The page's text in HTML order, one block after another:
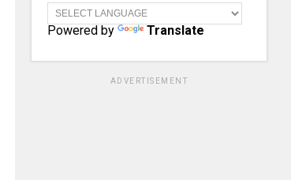
Powered by Translate
ADVERTISEMENT